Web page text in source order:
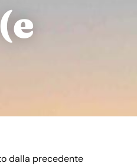
dalla precedente